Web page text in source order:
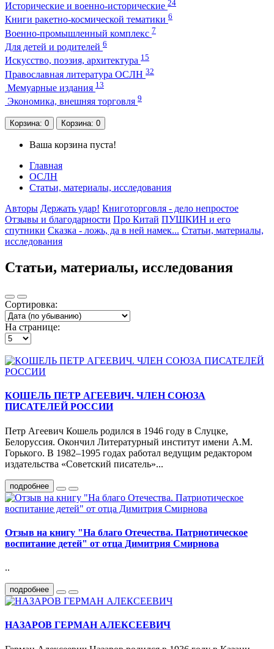
Исторические и военно-исторические 24
Книги ракетно-космической тематики 6
Военно-промышленный комплекс 7
Для детей и родителей 6
Искусство, поэзия, архитектура 15
Православная литература ОСЛН 32
Мемуарные издания 13
Экономика, внешняя торговля 9
Корзина: 0 Корзина: 0
Ваша корзина пуста!
Главная
ОСЛН
Статьи, материалы, исследования
Авторы Держать удар! Книготорговля - дело непростое
Отзывы и благодарности Про Китай ПУШКИН и его
спутники Сказка - ложь, да в ней намек... Статьи, материалы,
исследования
Статьи, материалы, исследования
Сортировка:
На странице:
КОШЕЛЬ ПЕТР АГЕЕВИЧ. ЧЛЕН СОЮЗА
ПИСАТЕЛЕЙ РОССИИ
Петр Агеевич Кошель родился в 1946 году в Слуцке,
Белоруссия. Окончил Литературный институт имени А.М.
Горького. В 1982–1995 годах работал ведущим редактором
издательства «Советский писатель»...
подробнее
Отзыв на книгу "На благо Отечества. Патриотическое
воспитание детей" от отца Димитрия Смирнова
..
подробнее
НАЗАРОВ ГЕРМАН АЛЕКСЕЕВИЧ